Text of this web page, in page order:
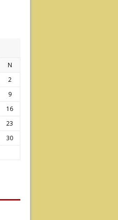
N
2
9
16
23
30